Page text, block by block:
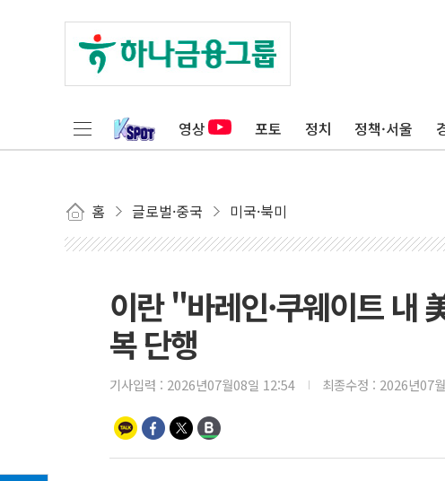
영상 포토 정치 정책·서울
홈 글로벌·중국 미국·북미
이란 "바레인·쿠웨이트 내
복 단행
기사입력 : 2026년07월08일 12:54 최종수정 : 2026년07